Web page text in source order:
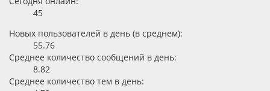
45
Новых пользователей в день (в среднем):
55.76
Среднее количество сообщений в день:
8.82
Среднее количество тем в день: